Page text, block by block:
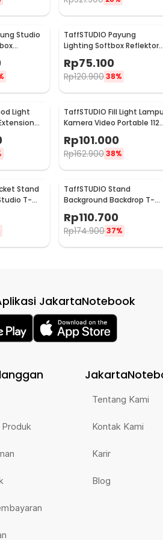
Studio
TaffSTUDIO Payung
Lighting Softbox Reflektor
- LD-TZ206
Rp75.100
Rp120.90038%
Light
-
TaffSTUDIO Fill Light Lampu
Kamera Video Portable 112
Rp101.000
Rp162.90038%
Stand
T-
TaffSTUDIO Stand
Background Backdrop T-
- M139
Rp110.700
Rp174.90037%
JakartaNotebook
Produk
Tentang Kami
Kontak Kami
Karir
Blog